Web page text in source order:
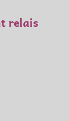
relais